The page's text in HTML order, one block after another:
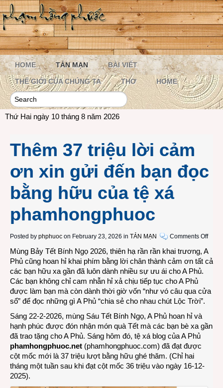
HOME TẢN MẠN BÀI VIẾT
THẾ GIỚI CỦA CHÚNG TA THƠ HOME
Thứ Hai ngày 10 tháng 8 năm 2026
Thêm 37 triệu lời cảm
ơn xin gửi đến bạn đọc
bằng hữu của tệ xá
phamhongphuoc
Posted by phphuoc on February 23, 2026 in TẢN MẠN Comments Offon
37
triệu
ơn
đến
Mùng Bảy Tết Bính Ngọ 2026, thiên hạ rần rần khai trương, A
Phủ cũng hoan hỉ khai phím bằng lời chân thành cảm ơn tất cả
các bạn hữu xa gần đã luôn dành nhiều sự ưu ái cho A Phủ.
Các bạn không chỉ cam nhẫn hỉ xả chịu tiếp tục cho A Phủ
được làm bạn mà còn dành thời giờ vốn “như vó câu qua cửa
sổ” để đọc những gì A Phủ “chia sẻ cho nhau chút Lộc Trời”.
Sáng 22-2-2026, mùng Sáu Tết Bính Ngọ, A Phủ hoan hỉ và
hạnh phúc được đón nhận món quà Tết mà các bạn bè xa gần
đã trao tặng cho A Phủ. Sáng hôm đó, tệ xá blog của A Phủ
phamhongphuoc.net (phamhongphuoc.com) đã đạt được
cột mốc mới là 37 triệu lượt bằng hữu ghé thăm. (Chỉ hai
tháng một tuần sau khi đạt cột mốc 36 triệu vào ngày 16-12-
2025).